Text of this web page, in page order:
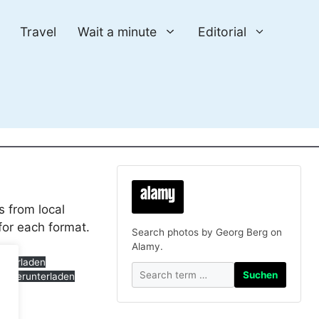
Travel Wait a minute Editorial
from local
each format.
Herunterladen
Search photos by Georg Berg on
Alamy.
Suchen